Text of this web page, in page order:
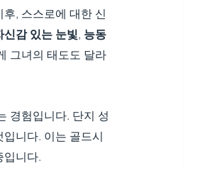
, 스스로에 대한 신
신감 있는 눈빛, 능동
그녀의 태도도 달라
경험입니다. 단지 성
니다. 이는 골드시
입니다.